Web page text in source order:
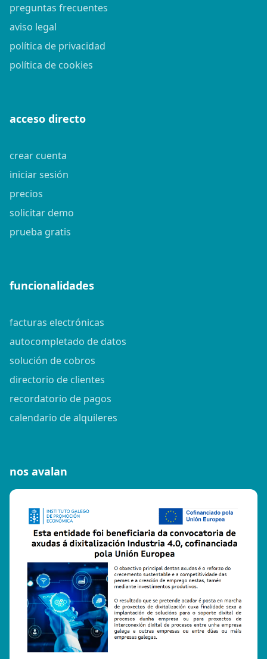
preguntas frecuentes
aviso legal
política de privacidad
política de cookies
acceso directo
crear cuenta
iniciar sesión
precios
solicitar demo
prueba gratis
funcionalidades
facturas electrónicas
autocompletado de datos
solución de cobros
directorio de clientes
recordatorio de pagos
calendario de alquileres
nos avalan